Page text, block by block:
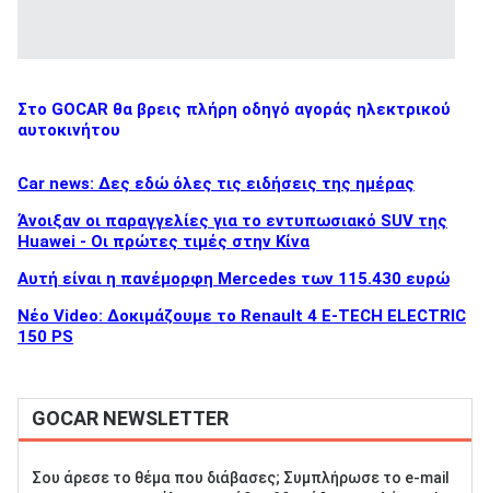
Στο GOCAR θα βρεις πλήρη οδηγό αγοράς ηλεκτρικού
αυτοκινήτου
Car news: Δες εδώ όλες τις ειδήσεις της ημέρας
Άνοιξαν οι παραγγελίες για το εντυπωσιακό SUV της
Huawei - Οι πρώτες τιμές στην Κίνα
Αυτή είναι η πανέμορφη Mercedes των 115.430 ευρώ
Νέο Video: Δοκιμάζουμε το Renault 4 E-TECH ELECTRIC
150 PS
GOCAR NEWSLETTER
Σου άρεσε το θέμα που διάβασες; Συμπλήρωσε το e-mail